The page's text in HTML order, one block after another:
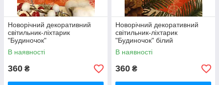
Новорічний декоративний
світильник-ліхтарик
"Будиночок"
В наявності
360 ₴
Новорічний декоративний
світильник-ліхтарик
"Будиночок" білий
В наявності
360 ₴